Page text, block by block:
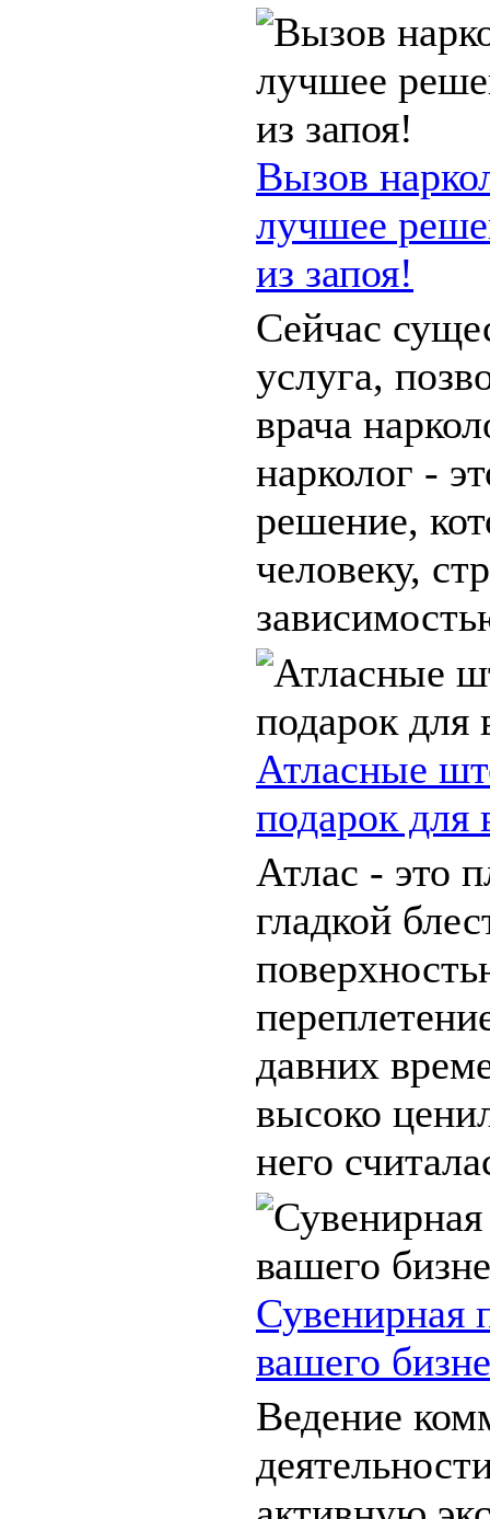
Вызов
лучшее
из запоя!
Сейчас
услуга,
врача
нарколог -
решение,
человеку,
Атласные
подарок для
Атлас - это
гладкой
давних
высоко
него
Сувенирная
вашего
Ведение